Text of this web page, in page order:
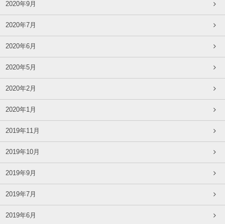
2020年9月
2020年7月
2020年6月
2020年5月
2020年2月
2020年1月
2019年11月
2019年10月
2019年9月
2019年7月
2019年6月